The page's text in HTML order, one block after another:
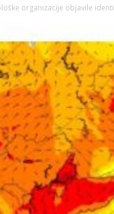
organizacije objavile